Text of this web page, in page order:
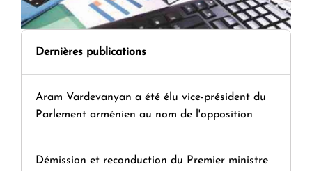
Dernières publications
Aram Vardevanyan a été élu vice-président du
Parlement arménien au nom de l'opposition
Démission et reconduction du Premier ministre